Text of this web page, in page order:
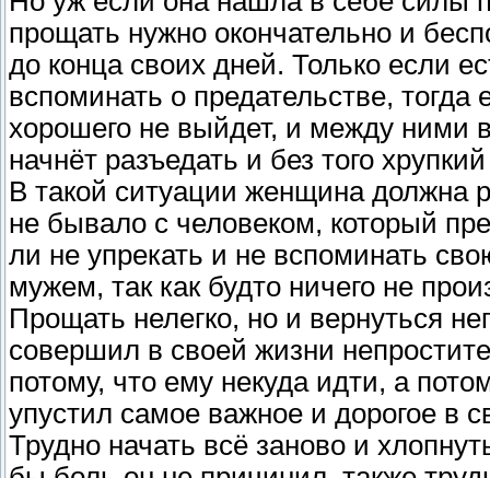
прощать нужно окончательно и
до конца своих дней. Только если
вспоминать о предательстве,
хорошего не выйдет, и между ними
начнёт разъедать и без того
В такой ситуации женщина должна
не бывало с человеком, который
ли не упрекать и не вспоминать
мужем, так как будто ничего не
Прощать нелегко, но и вернуться
совершил в своей жизни
потому, что ему некуда идти, а
упустил самое важное и дорогое в
Трудно начать всё заново и